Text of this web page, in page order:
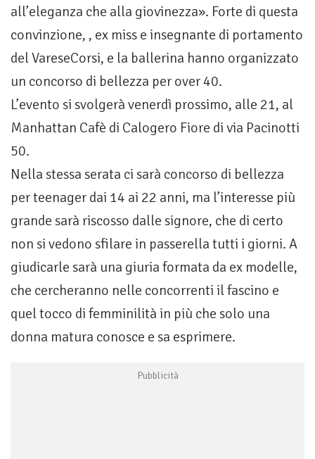
all’eleganza che alla giovinezza». Forte di questa
convinzione, , ex miss e insegnante di portamento
del VareseCorsi, e la ballerina hanno organizzato
un concorso di bellezza per over 40.
L’evento si svolgerà venerdì prossimo, alle 21, al
Manhattan Cafè di Calogero Fiore di via Pacinotti
50.
Nella stessa serata ci sarà concorso di bellezza
per teenager dai 14 ai 22 anni, ma l’interesse più
grande sarà riscosso dalle signore, che di certo
non si vedono sfilare in passerella tutti i giorni. A
giudicarle sarà una giuria formata da ex modelle,
che cercheranno nelle concorrenti il fascino e
quel tocco di femminilità in più che solo una
donna matura conosce e sa esprimere.